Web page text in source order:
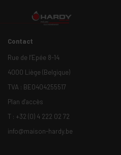
Contact
Rue de l’Epée 8-14
4000 Liège (Belgique)
TVA : BE0404255517
Plan d'accès
T : +32 (0) 4 222 02 72
info@maison-hardy.be